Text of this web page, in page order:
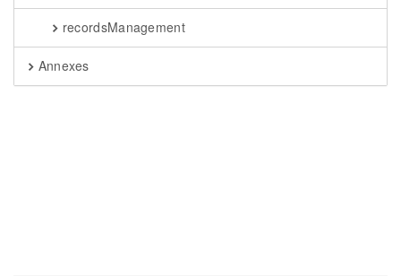
recordsManagement
Annexes